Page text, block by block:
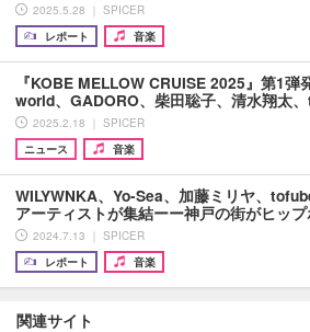
2025.5.28 ｜ SPICER
レポート
音楽
『KOBE MELLOW CRUISE 2025』第1弾
world、GADORO、柴田聡子、清水翔太
2025.2.18 ｜ SPICER
ニュース
音楽
WILYWNKA、Yo-Sea、加藤ミリヤ、
アーティストが集結ーー神戸の街がヒッ
2024.7.13 ｜ SPICER
レポート
音楽
関連サイト